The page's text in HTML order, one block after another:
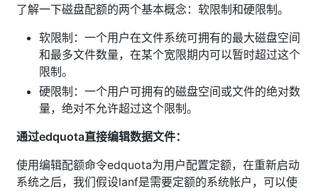
了解一下磁盘配额的两个基本概念：软限制和硬限制。
软限制：一个用户在文件系统可拥有的最大磁盘空间
和最多文件数量，在某个宽限期内可以暂时超过这个
限制。
硬限制：一个用户可拥有的磁盘空间或文件的绝对数
量，绝对不允许超过这个限制。
通过edquota直接编辑数据文件：
使用编辑配额命令edquota为用户配置定额，在重新启动
系统之后，我们假设lanf是需要定额的系统帐户，可以使